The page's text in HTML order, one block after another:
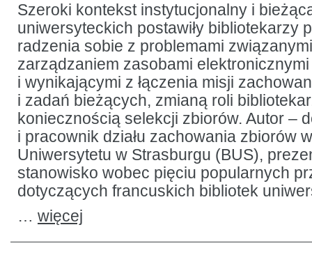
wyższych
we
Francji:
ocena
powszechnych
opinii
Szeroki kontekst instytucjonalny i
uniwersyteckich postawiły bibliotekarzy
radzenia sobie z problemami
zarządzaniem zasobami
i wynikającymi z łączenia misji
i zadań bieżących, zmianą roli
koniecznością selekcji zbiorów. Autor –
i pracownik działu zachowania zbiorów
Uniwersytetu w Strasburgu (BUS),
stanowisko wobec pięciu popularnych
dotyczących francuskich bibliotek
… więcej